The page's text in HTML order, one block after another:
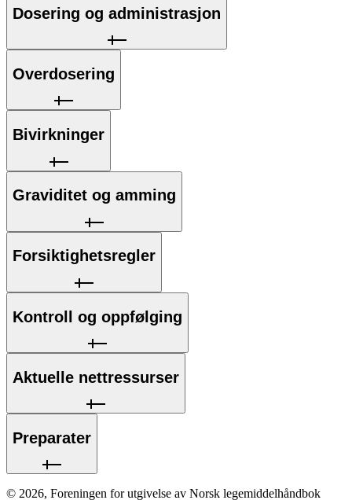
Dosering og administrasjon
Overdosering
Bivirkninger
Graviditet og amming
Forsiktighetsregler
Kontroll og oppfølging
Aktuelle nettressurser
Preparater
© 2026, Foreningen for utgivelse av Norsk legemiddelhåndbok